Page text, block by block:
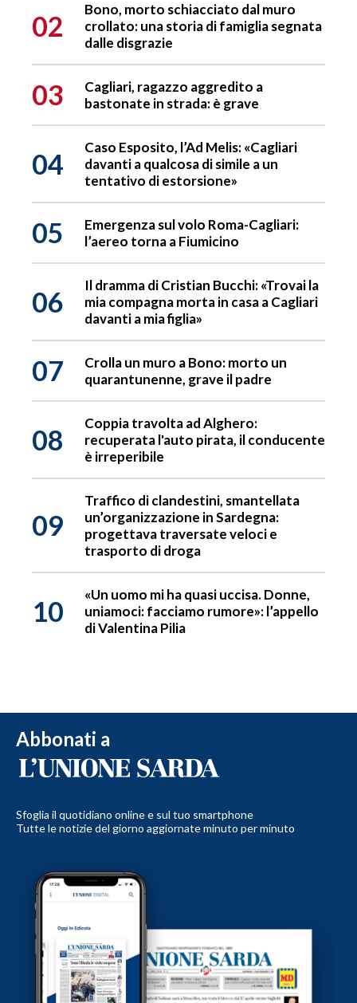
02
Bono, morto schiacciato dal muro
crollato: una storia di famiglia segnata
dalle disgrazie
03
Cagliari, ragazzo aggredito a
bastonate in strada: è grave
04
Caso Esposito, l’Ad Melis: «Cagliari
davanti a qualcosa di simile a un
tentativo di estorsione»
05
Emergenza sul volo Roma-Cagliari:
l’aereo torna a Fiumicino
06
Il dramma di Cristian Bucchi: «Trovai la
mia compagna morta in casa a Cagliari
davanti a mia figlia»
07
Crolla un muro a Bono: morto un
quarantunenne, grave il padre
08
Coppia travolta ad Alghero:
recuperata l'auto pirata, il conducente
è irreperibile
09
Traffico di clandestini, smantellata
un’organizzazione in Sardegna:
progettava traversate veloci e
trasporto di droga
10
«Un uomo mi ha quasi uccisa. Donne,
uniamoci: facciamo rumore»: l’appello
di Valentina Pilia
Abbonati a
Sfoglia il quotidiano online e sul tuo smartphone
Tutte le notizie del giorno aggiornate minuto per minuto